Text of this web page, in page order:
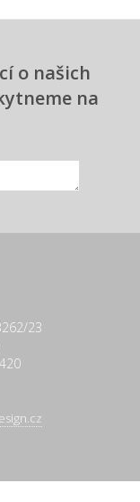
o našich
na
23